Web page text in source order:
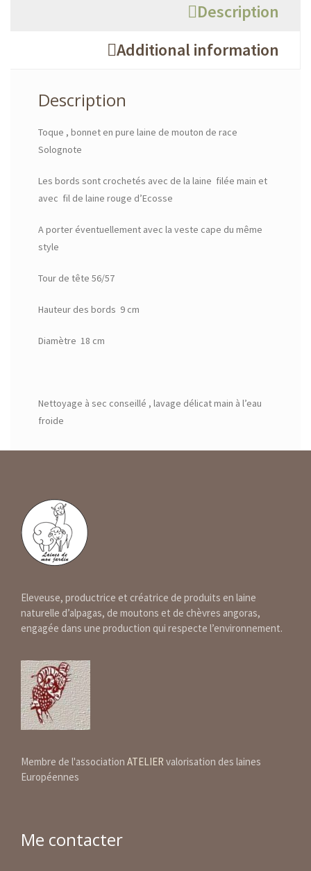
Description
Additional information
Description
Toque , bonnet en pure laine de mouton de race
Solognote
Les bords sont crochetés avec de la laine filée main et
avec fil de laine rouge d’Ecosse
A porter éventuellement avec la veste cape du même
style
Tour de tête 56/57
Hauteur des bords 9 cm
Diamètre 18 cm
Nettoyage à sec conseillé , lavage délicat main à l’eau
froide
Eleveuse, productrice et créatrice de produits en laine
naturelle d’alpagas, de moutons et de chèvres angoras,
engagée dans une production qui respecte l’environnement.
Membre de l'association ATELIER valorisation des laines
Européennes
Me contacter